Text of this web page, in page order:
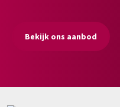
Bekijk ons aanbod